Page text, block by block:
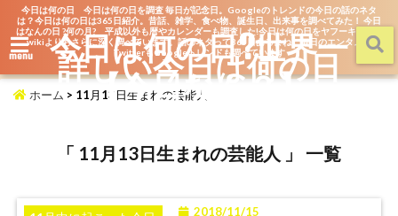
今日は何の日 今日は何の日を調査 毎日が記念日。Googleのトレンドの今日の話のネタ
は？今日は何の日は365日紹介。昔話、雑学、食べ物、誕生日、出来事を調べてみた！ 今日
はなんの日 ?何の月? 平成以外も暦やカレンダーも調査した!今日は何の日をヤフーキッズや
wikiよりもさらに深く調べています。話のネタって365日あるよね。毎日のエンタメを
TwitterもGoogleトレンドも調べています
menu 今日は何の日?世界一
詳しい今日は何の日
【今日なん？】
ホーム > 11月13日生まれの芸能人
「 11月13日生まれの芸能人 」 一覧
2018/11/15